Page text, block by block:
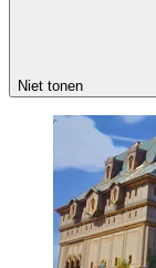
Niet tonen